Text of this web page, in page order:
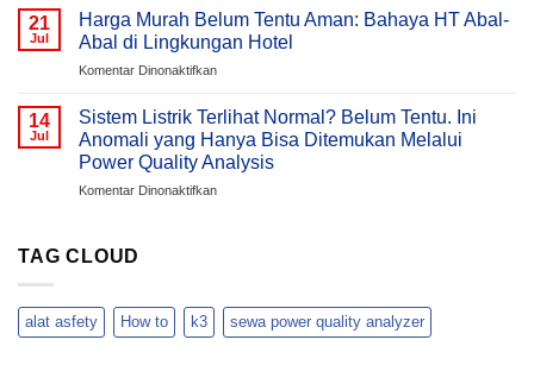
Meningkat
Pada
Malam
Hari
Memahami
Penyebab
Overvoltage
(Voltage
Swell)
PQ3198
Mengukur
Grounding
Tanpa
Menggali
21
Jul
Harga Murah Belum Tentu Aman: Bahaya HT Abal-
Abal di Lingkungan Hotel
Komentar Dinonaktifkanpada
Murah
Tentu
Aman:
Bahaya
Hotel
14
Jul
Sistem Listrik Terlihat Normal? Belum Tentu. Ini
Anomali yang Hanya Bisa Ditemukan Melalui
Power Quality Analysis
Komentar Dinonaktifkanpada
Tentu.
TAG CLOUD
alat asfety How to k3 sewa power quality analyzer